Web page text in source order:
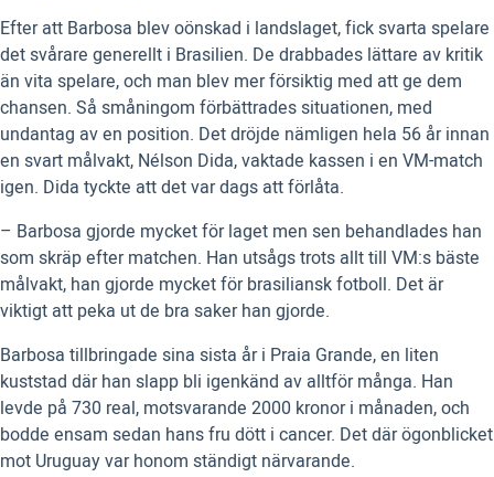
Efter att Barbosa blev oönskad i landslaget, fick svarta spelare
det svårare generellt i Brasilien. De drabbades lättare av kritik
än vita spelare, och man blev mer försiktig med att ge dem
chansen. Så småningom förbättrades situationen, med
undantag av en position. Det dröjde nämligen hela 56 år innan
en svart målvakt, Nélson Dida, vaktade kassen i en VM-match
igen. Dida tyckte att det var dags att förlåta.
– Barbosa gjorde mycket för laget men sen behandlades han
som skräp efter matchen. Han utsågs trots allt till VM:s bäste
målvakt, han gjorde mycket för brasiliansk fotboll. Det är
viktigt att peka ut de bra saker han gjorde.
Barbosa tillbringade sina sista år i Praia Grande, en liten
kuststad där han slapp bli igenkänd av alltför många. Han
levde på 730 real, motsvarande 2000 kronor i månaden, och
bodde ensam sedan hans fru dött i cancer. Det där ögonblicket
mot Uruguay var honom ständigt närvarande.